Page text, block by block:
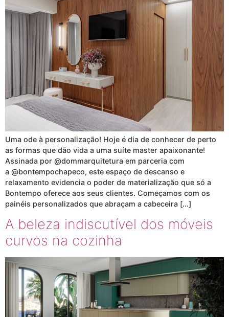
Uma ode à personalização! Hoje é dia de conhecer de perto
as formas que dão vida a uma suíte master apaixonante!
Assinada por @dommarquitetura em parceria com
a @bontempochapeco, este espaço de descanso e
relaxamento evidencia o poder de materialização que só a
Bontempo oferece aos seus clientes. Começamos com os
painéis personalizados que abraçam a cabeceira […]
A beleza indiscutível dos móveis
curvos na cozinha